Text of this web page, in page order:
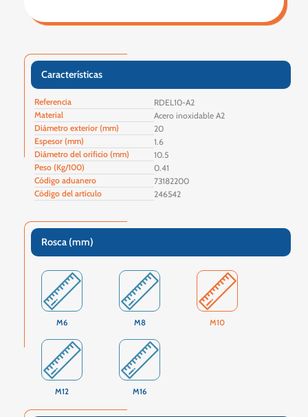
Características
Referencia
RDEL10-A2
Material
Acero inoxidable A2
Diámetro exterior (mm)
20
Espesor (mm)
1.6
Diámetro del orificio (mm)
10.5
Peso (Kg/100)
0.41
Código aduanero
73182200
Código del artículo
246542
Rosca (mm)
M6 M8 M10
M12 M16